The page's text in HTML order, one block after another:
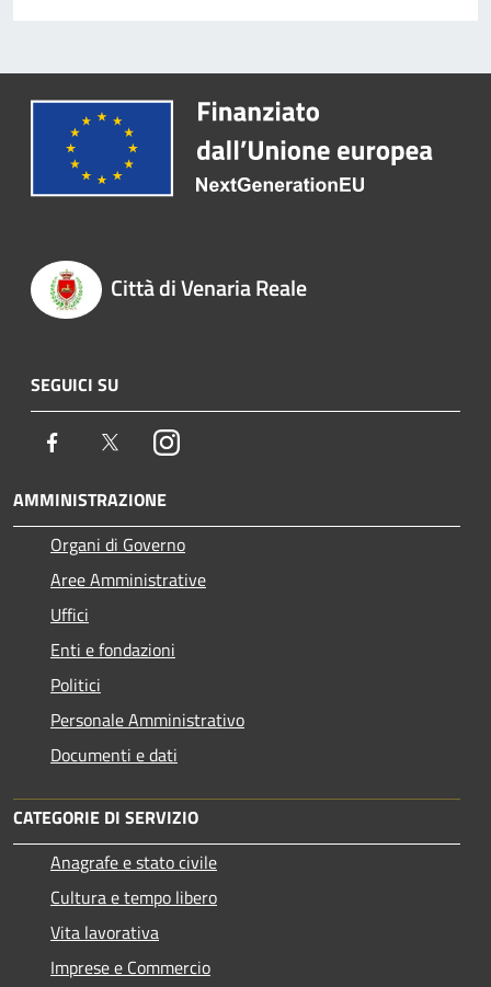
Città di Venaria Reale
SEGUICI SU
Facebook TwitterInstagram
AMMINISTRAZIONE
Organi di Governo
Aree Amministrative
Uffici
Enti e fondazioni
Politici
Personale Amministrativo
Documenti e dati
CATEGORIE DI SERVIZIO
Anagrafe e stato civile
Cultura e tempo libero
Vita lavorativa
Imprese e Commercio